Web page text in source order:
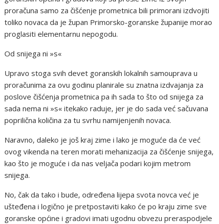
proračuna samo za čišćenje prometnica bili primorani izdvojiti
toliko novaca da je župan Primorsko-goranske županije morao
proglasiti elementarnu nepogodu.
Od snijega ni »s«
Upravo stoga svih devet goranskih lokalnih samouprava u
proračunima za ovu godinu planirale su znatna izdvajanja za
poslove čišćenja prometnica pa ih sada to što od snijega za
sada nema ni »s« itekako raduje, jer je do sada već sačuvana
poprilična količina za tu svrhu namijenjenih novaca.
Naravno, daleko je još kraj zime i lako je moguće da će već
ovog vikenda na teren morati mehanizacija za čišćenje snijega,
kao što je moguće i da nas veljača podari kojim metrom
snijega.
No, čak da tako i bude, određena lijepa svota novca već je
ušteđena i logično je pretpostaviti kako će po kraju zime sve
goranske općine i gradovi imati ugodnu obvezu preraspodjele